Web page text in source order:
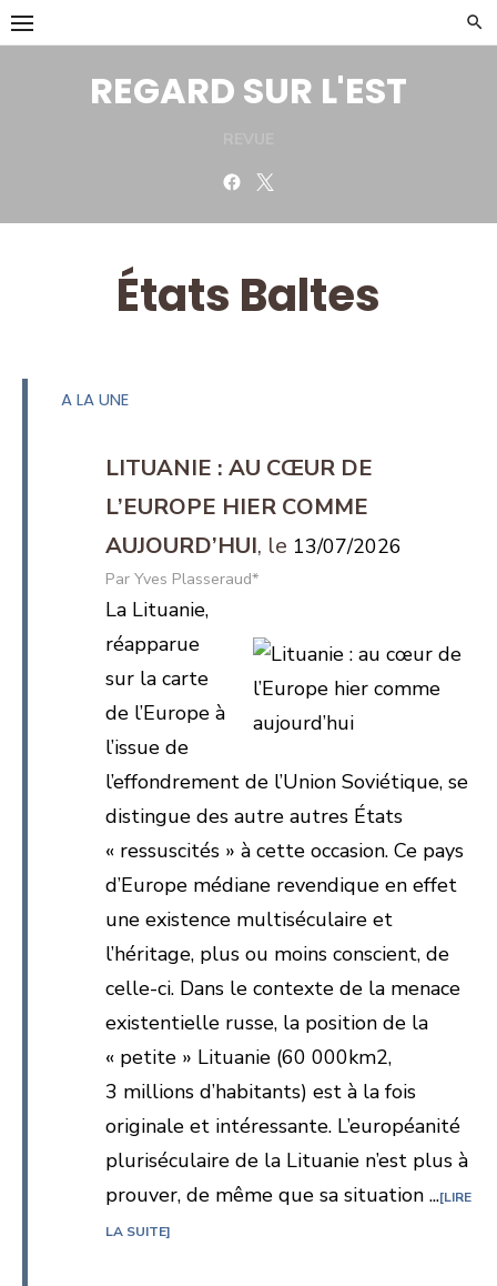
Skip
to
REGARD SUR L'EST
Facebook
États Baltes
A LA UNE
LITUANIE : AU CŒUR DE
L’EUROPE HIER COMME
AUJOURD’HUI
13/07/2026
Yves Plasseraud*
La Lituanie,
réapparue
sur la carte
de l’Europe à
l’issue de
l’effondrement de l’Union Soviétique, se
distingue des autre autres États
« ressuscités » à cette occasion. Ce pays
d’Europe médiane revendique en effet
une existence multiséculaire et
l’héritage, plus ou moins conscient, de
celle-ci. Dans le contexte de la menace
existentielle russe, la position de la
« petite » Lituanie (60 000km2,
3 millions d’habitants) est à la fois
originale et intéressante. L’européanité
pluriséculaire de la Lituanie n’est plus à
prouver, de même que sa situation ... LIRE
LA SUITE